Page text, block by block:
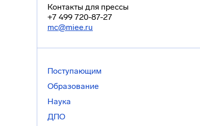
Контакты для прессы
+7 499 720-87-27
mc@miee.ru
Поступающим
Образование
Наука
ДПО